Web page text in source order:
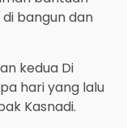
bangun dan
kedua Di
hari yang lalu
Kasnadi.